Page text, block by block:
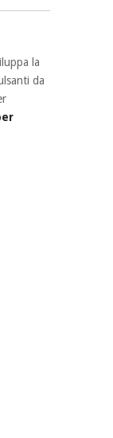
la
da